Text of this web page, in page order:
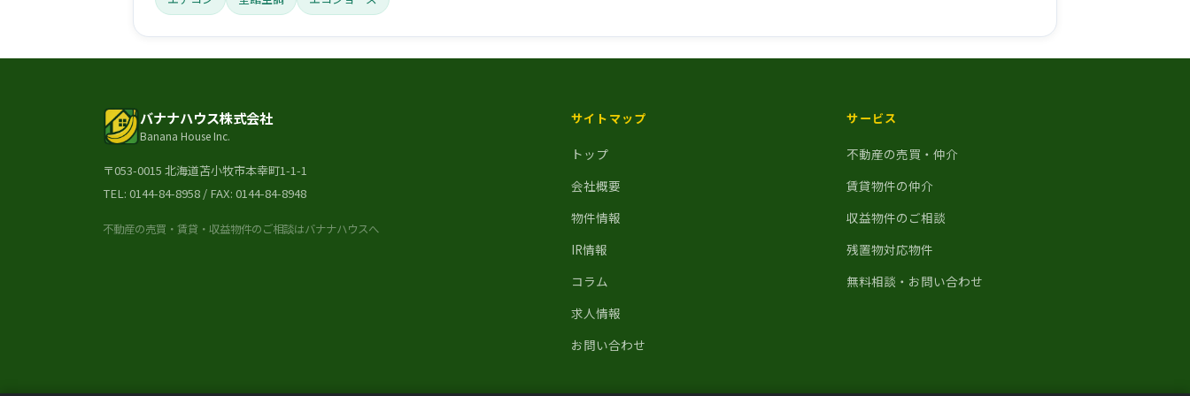
バナナハウス株式会社
Banana House Inc.
〒053-0015 北海道苫小牧市本幸町1-1-1
TEL: 0144-84-8958 / FAX: 0144-84-8948
不動産の売買・賃貸・収益物件のご相談はバナナハウスへ
サイトマップ
トップ
会社概要
物件情報
IR情報
コラム
求人情報
お問い合わせ
サービス
不動産の売買・仲介
賃貸物件の仲介
収益物件のご相談
残置物対応物件
無料相談・お問い合わせ